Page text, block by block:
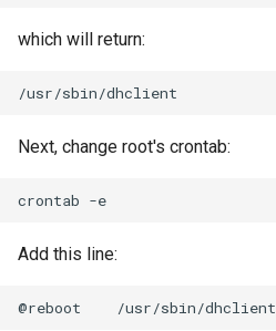
which will return:
Next, change root's crontab:
crontab
Add this line:
@reboot